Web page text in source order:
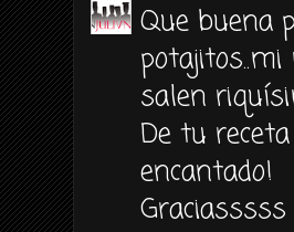
Que buena
salen
De tu
encantado!
Graciasssss